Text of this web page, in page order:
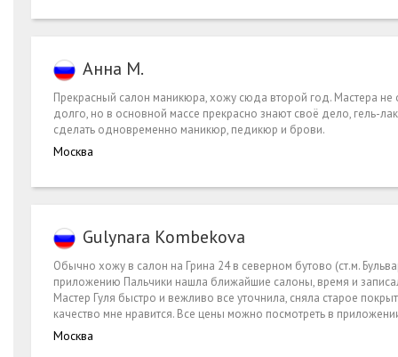
Анна М.
Прекрасный салон маникюра, хожу сюда второй год. Мастера
долго, но в основной массе прекрасно знают своё дело, гель-
сделать одновременно маникюр, педикюр и брови.
Москва
Gulynara Kombekova
Обычно хожу в салон на Грина 24 в северном бутово (ст.м.
приложению Пальчики нашла ближайшие салоны, время и
Мастер Гуля быстро и вежливо все уточнила, сняла старое
качество мне нравится. Все цены можно посмотреть в
Москва